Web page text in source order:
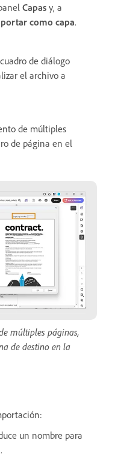
Capas y, a
como capa.
de diálogo
el archivo a
de múltiples
de página en el
múltiples páginas,
de destino en la
un nombre para